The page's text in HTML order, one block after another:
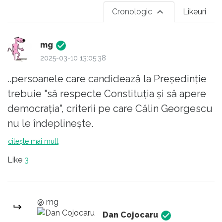
Likeuri
Cronologic
mg
2025-03-10 13:05:38
..persoanele care candidează la Preşedinţie
trebuie "să respecte Constituţia şi să apere
democraţia", criterii pe care Călin Georgescu
nu le îndeplinește.
Asta a fost motivația BEC.
legile țării, se regăsește în jurământul pe
care-l depune Președintele ales.
https://www.constitutiaromaniei.ro/art-82-
citește mai mult
Like 3
@ mg
Dan Cojocaru